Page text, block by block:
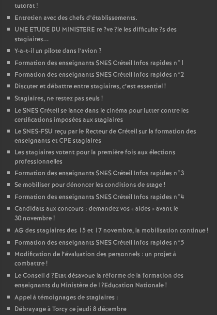
tutorat!
Entretien avec des chefs d’établissements.
UNE ETUDE DU MINISTERE re?ve?le les difficulte?s des
stagiaires...
Y-a-t-il un pilote dans l’avion ?
Formation des enseignants SNESCréteil Infos rapides n°1
Formation des enseignants SNESCréteil Infos rapides n°2
Discuter et débattre entre stagiaires, c’est essentiel!
Stagiaires, ne restez pas seuls !
LeSNESCréteil se lance dans le cinéma pour lutter contre les
certifications imposées aux stagiaires
LeSNES-FSU reçu par le Recteur de Créteil sur la formation des
enseignants etCPE stagiaires
Les stagiaires votent pour la première fois aux élections
professionnelles
Formation des enseignants SNESCréteil Infos rapides n°3
Se mobiliser pour dénoncer les conditions de stage!
Formation des enseignants SNESCréteil Infos rapides n°4
Candidats aux concours : demandez vos «aides » avant le
30 novembre!
AG des stagiaires des 15 et 17 novembre, la mobilisation continue!
Formation des enseignants SNESCréteil Infos rapides n°5
Modification de l’évaluation des personnels : un projet à
combattre!
Le Conseil d ?Etat désavoue la réforme de la formation des
enseignants du Ministère de l?Education Nationale!
Appel à témoignages de stagiaires :
Débrayage à Torcy ce jeudi 8 décembre